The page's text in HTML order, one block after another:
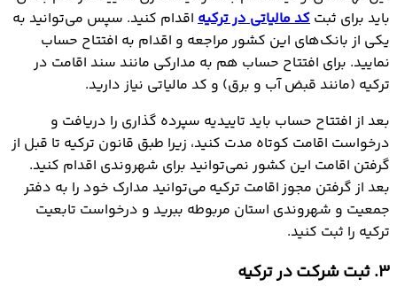
باید برای ثبت کد مالیاتی در ترکیه اقدام کنید. سپس می‌توانید به
یکی از بانک‌های این کشور مراجعه و اقدام به افتتاح حساب
نمایید. برای افتتاح حساب هم به مدارکی مانند سند اقامت در
ترکیه (مانند قبض آب و برق) و کد مالیاتی نیاز دارید.
بعد از افتتاح حساب باید تاییدیه سپرده گذاری را دریافت و
درخواست اقامت کوتاه مدت کنید، زیرا طبق قانون ترکیه تا قبل از
گرفتن اقامت این کشور نمی‌توانید برای شهروندی اقدام کنید.
بعد از گرفتن مجوز اقامت ترکیه می‌توانید مدارک خود را به دفتر
جمعیت و شهروندی استان مربوطه ببرید و درخواست تابعیت
ترکیه را ثبت کنید.
3. ثبت شرکت در ترکیه